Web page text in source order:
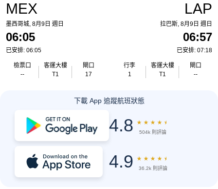
MEX
墨西哥城, 8月9日 週日
06:05
已安排: 06:05
檢票口
--
客運大樓
T1
閘口
17
LAP
拉巴斯, 8月9日 週日
06:57
已安排: 07:18
行李
1
客運大樓
T1
閘口
--
下載 App 追蹤航班狀態
4.8 ★ ★ ★ ★ ★
504k 則評論
4.9 ★ ★ ★ ★ ★
36.2k 則評論